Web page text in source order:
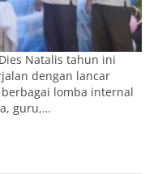
Natalis tahun ini
dengan lancar
lomba internal
guru,…